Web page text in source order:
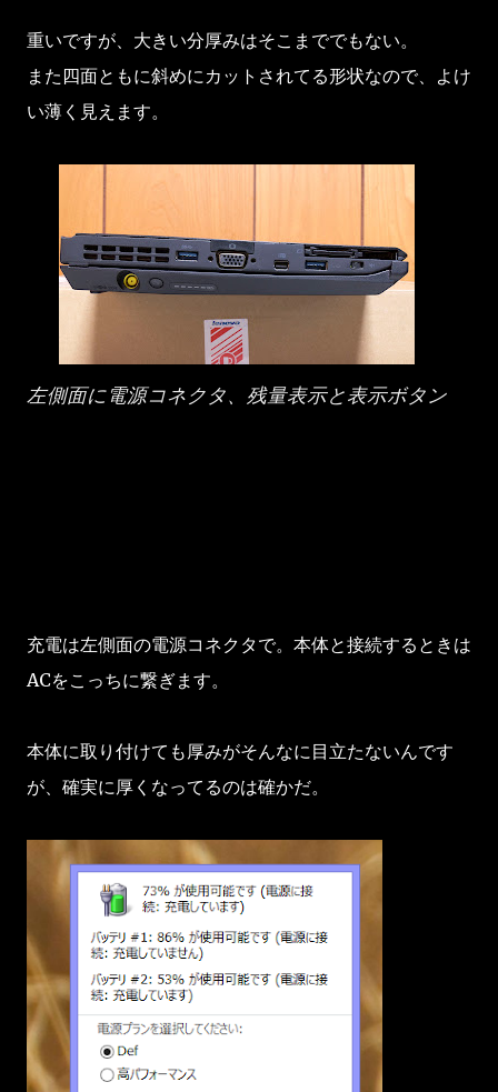
重いですが、大きい分厚みはそこまででもない。
また四面ともに斜めにカットされてる形状なので、よけ
い薄く見えます。
左側面に電源コネクタ、残量表示と表示ボタン
充電は左側面の電源コネクタで。本体と接続するときは
ACをこっちに繋ぎます。
本体に取り付けても厚みがそんなに目立たないんです
が、確実に厚くなってるのは確かだ。